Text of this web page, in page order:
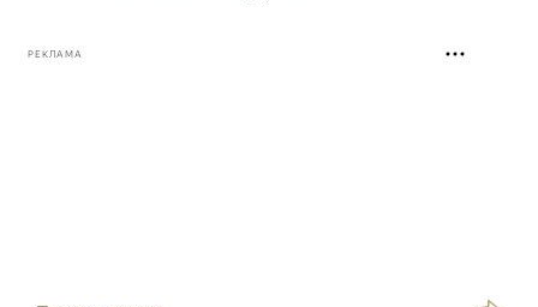
РЕКЛАМА